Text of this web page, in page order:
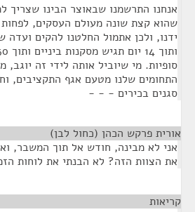
אנחנו התרשמנו שבאוצר הבינו שצריך
שהוא קצת שונה מעולם העסקים, לפחות
ידנו, ולכן אתמול החלטנו להקים
סופיות. מי שיוביל אותה לידי זה יוגב,
התחומים שלנו מטעם אגף התקציבים,
סגנים בכירים - - -
אורית פרקש הכהן (כחול לבן)
אני לא מבינה, חודש אל תוך המשבר,
את הצוות הזה? לא הבנתי את לוחות
קריאות